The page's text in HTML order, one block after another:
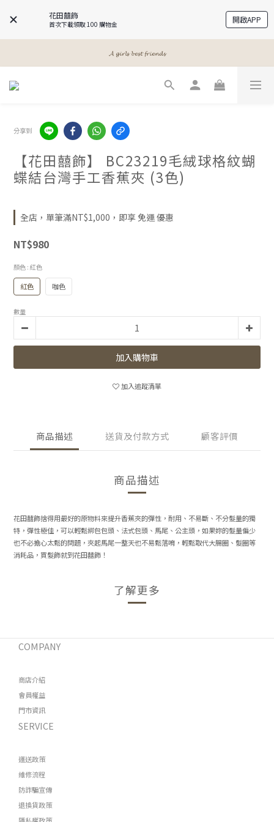
花田囍飾
首次下載領取 100 購物金 開啟APP
𝓐 𝓰𝓲𝓻𝓵𝓼 𝓫𝓮𝓼𝓽 𝓯𝓻𝓲𝓮𝓷𝓭𝓼
𝓐 𝓰𝓲𝓻𝓵𝓼 𝓫𝓮𝓼𝓽 𝓯𝓻𝓲𝓮𝓷𝓭𝓼
分享到
【花田囍飾】 BC23219毛絨球格紋蝴
蝶結台灣手工香蕉夾 (3色)
全店，單筆滿NT$1,000，即享 免運 優惠
NT$980
顏色 : 紅色
紅色 咖色
數量
加入購物車
加入追蹤清單
商品描述 送貨及付款方式 顧客評價
商品描述
花田囍飾捨得用最好的原物料來提升香蕉夾的彈性，耐用、不易斷、不分髮量的獨
特，彈性極佳，可以輕鬆綁包包頭、法式包頭、馬尾、公主頭，如果妳的髮量偏少
也不必擔心太鬆的問題，夾起馬尾一整天也不易鬆落唷，輕鬆取代大腸圈、髮圈等
消耗品，買髮飾就到花田囍飾！
了解更多
COMPANY
商店介紹
會員權益
門市資訊
SERVICE
運送政策
維修流程
防詐騙宣傳
退換貨政策